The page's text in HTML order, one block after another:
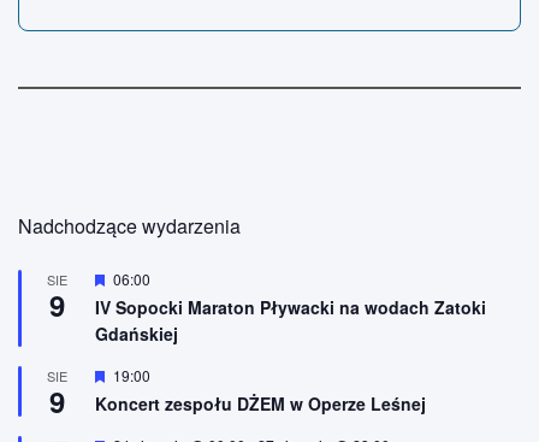
Nadchodzące wydarzenia
SIE
9
W
y
r
ó
n
o
06:00
IV Sopocki Maraton Pływacki na wodach Zatoki
Gdańskiej
SIE
9
W
r
19:00
Koncert zespołu DŻEM w Operze Leśnej